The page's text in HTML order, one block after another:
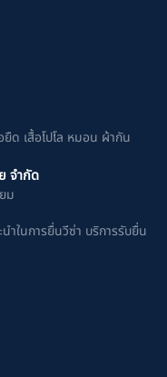
ยืด เสื้อโปโล หมอน ผ้ากัน
จำกัด
ม
ำในการยื่นวีซ่า บริการรับยื่น